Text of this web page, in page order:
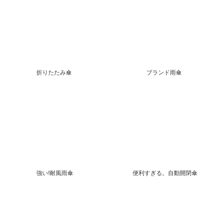
折りたたみ傘 ブランド雨傘
強い!耐風雨傘 便利すぎる。自動開閉傘